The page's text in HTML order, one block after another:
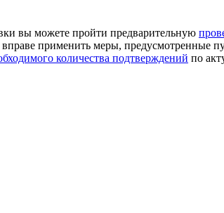
вы можете пройти предварительную
применить меры, предусмотренные
количества подтверждений по